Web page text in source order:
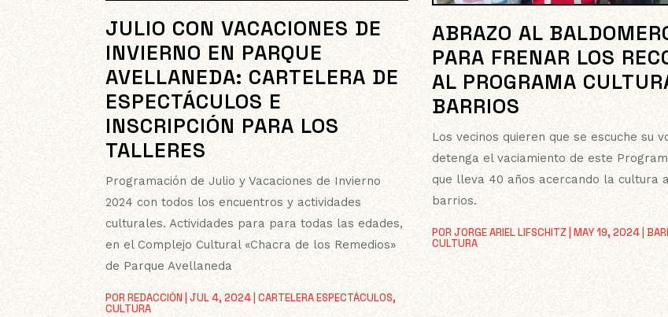
JULIO CON VACACIONES DE
INVIERNO EN PARQUE
AVELLANEDA: CARTELERA DE
ESPECTÁCULOS E
INSCRIPCIÓN PARA LOS
TALLERES
PORREDACCIÓN |JUL 4, 2024 |CARTELERA ESPECTÁCULOS,
CULTURA
Programación de Julio y Vacaciones de Invierno
2024 con todos los encuentros y actividades
culturales. Actividades para para todas las edades,
en el Complejo Cultural «Chacra de los Remedios»
de Parque Avellaneda
ABRAZO AL
PARA FRENAR LOS
AL PROGRAMA
BARRIOS
POR JORGE ARIEL LIFSCHITZ| MAY 19, 2024|
CULTURA
Los vecinos quieren que se escuche su
detenga el vaciamiento de este
que lleva 40 años acercando la cultura
barrios.